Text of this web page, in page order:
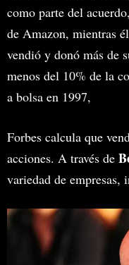
como parte del
de Amazon, mientras
vendió y donó más de
menos del 10% de la
a bolsa en 1997,
Forbes calcula que
acciones. A través de
variedad de empresas,